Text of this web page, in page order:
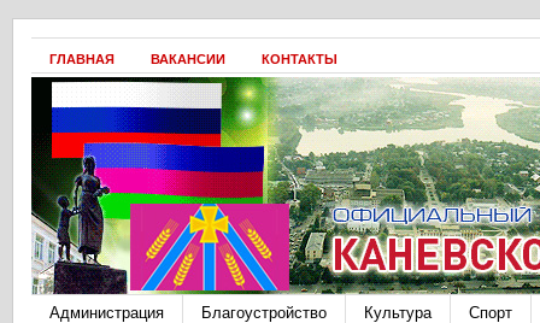
ГЛАВНАЯ ВАКАНСИИ КОНТАКТЫ
Администрация Благоустройство Культура Спорт